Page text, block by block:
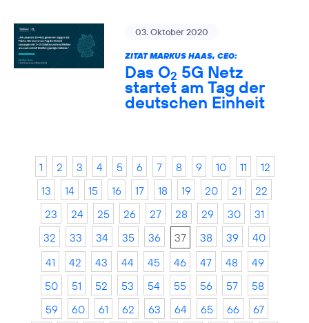
03. Oktober 2020
ZITAT MARKUS HAAS, CEO:
Das O2 5G Netz
startet am Tag der
deutschen Einheit
1 2 3 4 5 6 7 8 9 10 11
12
13
14 15 16 17 18 19 20 21
22
23
24 25 26 27 28 29 30
31
32
33 34 35 36 37 38 39
40
41
42 43 44 45 46 47 48
49
50
51 52 53 54 55 56 57
58
59
60 61 62 63 64 65 66
67